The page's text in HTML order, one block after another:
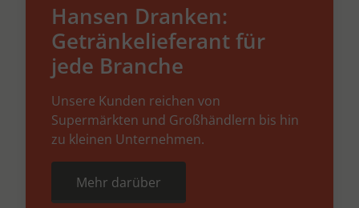
Hansen Dranken:
Getränkelieferant für
jede Branche
Unsere Kunden reichen von
Supermärkten und Großhändlern bis hin
zu kleinen Unternehmen.
Mehr darüber